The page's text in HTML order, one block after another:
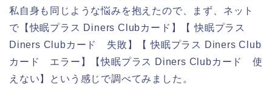
私自身も同じような悩みを抱えたので、まず、ネット
で【快眠プラス Diners Clubカード】【 快眠プラス
Diners Clubカード 失敗】【 快眠プラス Diners Club
カード エラー】【快眠プラス Diners Clubカード 使
えない】という感じで調べてみました。